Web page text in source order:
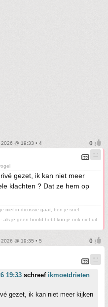
@ 19:33 • 4
gezet, ik kan niet meer
klachten ? Dat ze hem op
niet in dicussie gaat, ben je snel
als je geen hoofd hebt kun je ook niet uit
@ 19:35 • 5
19:33 schreef ikmoetdrieten
gezet, ik kan niet meer kijken